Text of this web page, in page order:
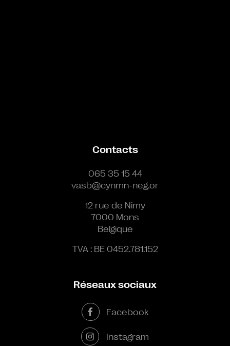
Contacts
065 35 15 44
vasb@cynmn-neg.or
12 rue de Nimy
7000 Mons
Belgique
TVA : BE 0452.781.152
Réseaux sociaux
Facebook
Instagram